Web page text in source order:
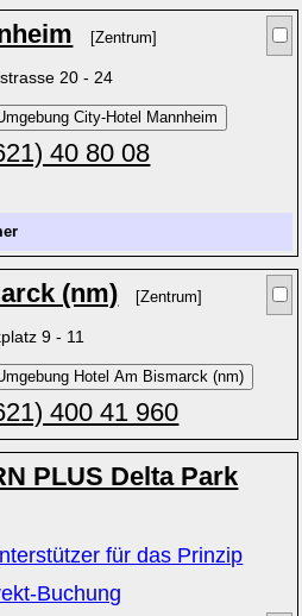
[Zentrum]
20 - 24
40 80 08
(nm) [Zentrum]
9 - 11
400 41 960
PLUS Delta Park